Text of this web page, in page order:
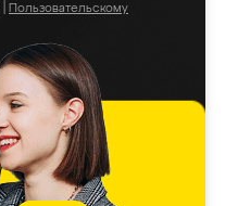
Пользовательскому